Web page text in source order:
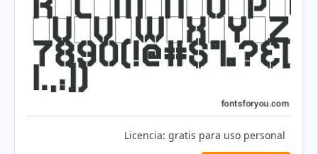
Licencia: gratis para uso personal